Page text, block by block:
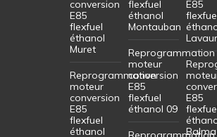
conversion
E85
flexfuel
éthanol
Muret
Reprogrammation
moteur
conversion
E85
flexfuel
éthanol
flexfuel
éthanol
Montauban
Reprogrammation
moteur
conversion
E85
flexfuel
éthanol 09
E85
Lavaur
E85
Balma